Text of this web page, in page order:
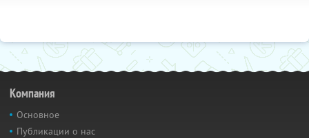
Компания
Основное
Публикации о нас